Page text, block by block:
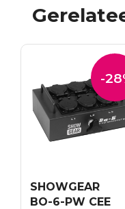
-
SHOWGEAR
BO-6-PW CEE